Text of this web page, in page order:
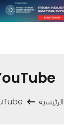
الرئيسية